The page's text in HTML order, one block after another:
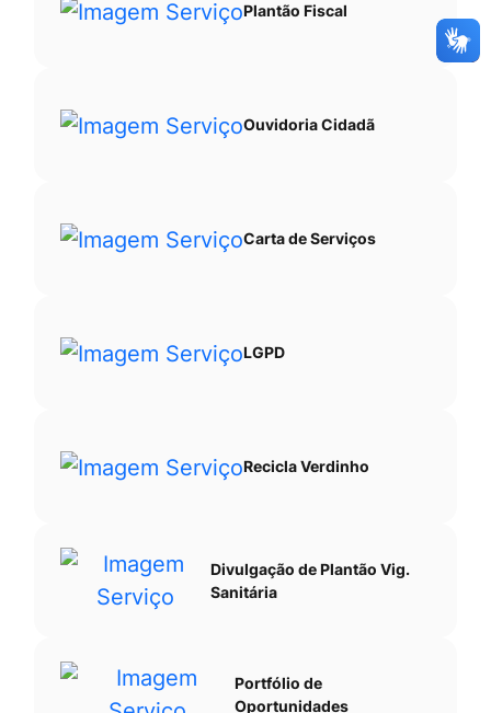
Plantão Fiscal
Ouvidoria Cidadã
Carta de Serviços
LGPD
Recicla Verdinho
Divulgação de Plantão Vig.
Sanitária
Portfólio de
Oportunidades